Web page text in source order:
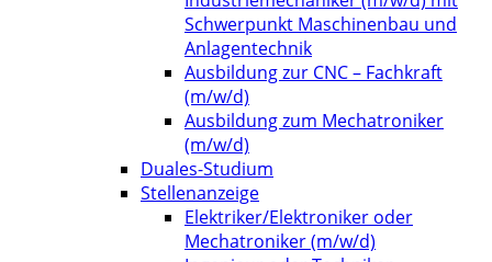
Schwerpunkt Maschinenbau und
Anlagentechnik
Ausbildung zur CNC – Fachkraft
(m/w/d)
Ausbildung zum Mechatroniker
(m/w/d)
Duales-Studium
Stellenanzeige
Elektriker/Elektroniker oder
Mechatroniker (m/w/d)